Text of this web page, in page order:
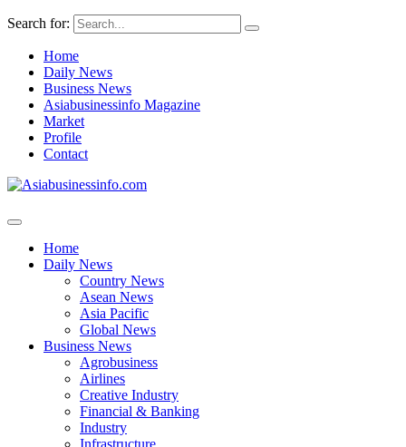
Search for:
Home
Daily News
Business News
Asiabusinessinfo Magazine
Market
Profile
Contact
Home
Daily News
Country News
Asean News
Asia Pacific
Global News
Business News
Agrobusiness
Airlines
Creative Industry
Financial & Banking
Industry
Infrastructure